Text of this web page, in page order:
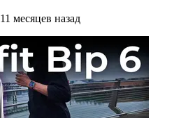
11 месяцев назад